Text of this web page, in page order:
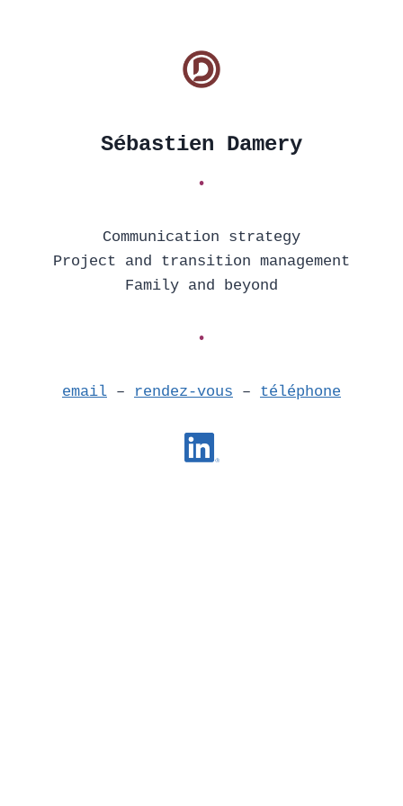
Sébastien Damery
•
Communication strategy
Project and transition management
Family and beyond
•
email – rendez-vous – téléphone